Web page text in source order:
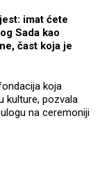
imat ćete
Sada kao
čast koja je
koja
kulture, pozvala
na ceremoniji